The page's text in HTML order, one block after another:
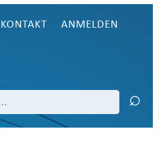
KONTAKT ANMELDEN